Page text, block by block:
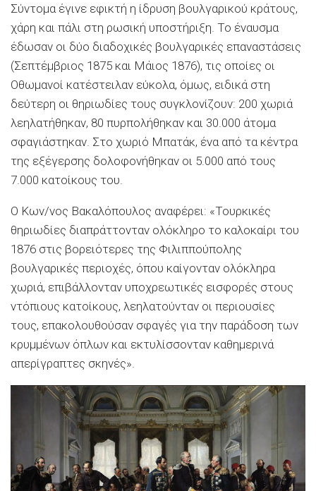
Σύντομα έγινε εφικτή η ίδρυση βουλγαρικού κράτους,
χάρη και πάλι στη ρωσική υποστήριξη. Το έναυσμα
έδωσαν οι δύο διαδοχικές βουλγαρικές επαναστάσεις
(Σεπτέμβριος 1875 και Μάιος 1876), τις οποίες οι
Οθωμανοί κατέστειλαν εύκολα, όμως, ειδικά στη
δεύτερη οι θηριωδίες τους συγκλονίζουν: 200 χωριά
λεηλατήθηκαν, 80 πυρπολήθηκαν και 30.000 άτομα
σφαγιάστηκαν. Στο χωριό Μπατάκ, ένα από τα κέντρα
της εξέγερσης δολοφονήθηκαν οι 5.000 από τους
7.000 κατοίκους του.
Ο Κων/νος Βακαλόπουλος αναφέρει: «Τουρκικές
θηριωδίες διαπράττονταν ολόκληρο το καλοκαίρι του
1876 στις βορειότερες της Φιλιππούπολης
βουλγαρικές περιοχές, όπου καίγονταν ολόκληρα
χωριά, επιβάλλονταν υποχρεωτικές εισφορές στους
ντόπιους κατοίκους, λεηλατούνταν οι περιουσίες
τους, επακολουθούσαν σφαγές για την παράδοση των
κρυμμένων όπλων και εκτυλίσσονταν καθημερινά
απερίγραπτες σκηνές».